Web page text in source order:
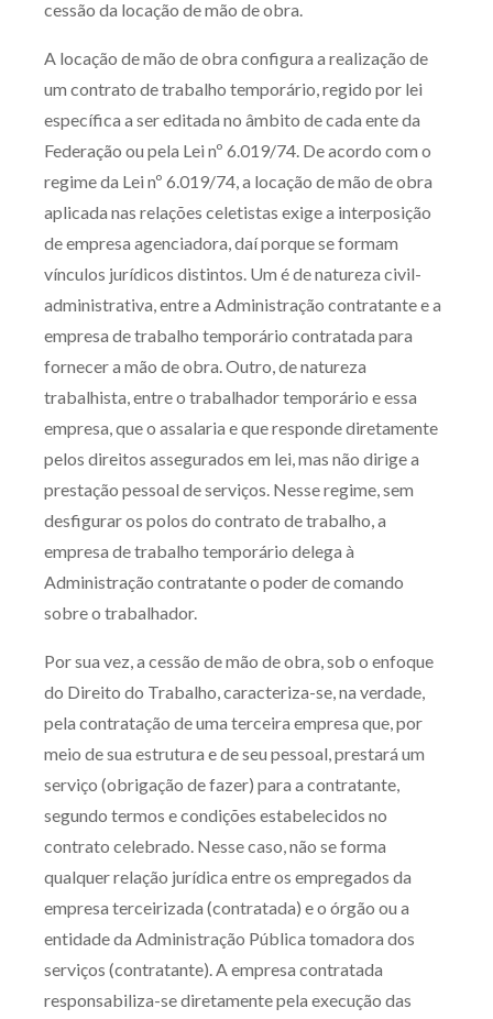
cessão da locação de mão de obra.
A locação de mão de obra configura a realização de
um contrato de trabalho temporário, regido por lei
específica a ser editada no âmbito de cada ente da
Federação ou pela Lei nº 6.019/74. De acordo com o
regime da Lei nº 6.019/74, a locação de mão de obra
aplicada nas relações celetistas exige a interposição
de empresa agenciadora, daí porque se formam
vínculos jurídicos distintos. Um é de natureza civil-
administrativa, entre a Administração contratante e a
empresa de trabalho temporário contratada para
fornecer a mão de obra. Outro, de natureza
trabalhista, entre o trabalhador temporário e essa
empresa, que o assalaria e que responde diretamente
pelos direitos assegurados em lei, mas não dirige a
prestação pessoal de serviços. Nesse regime, sem
desfigurar os polos do contrato de trabalho, a
empresa de trabalho temporário delega à
Administração contratante o poder de comando
sobre o trabalhador.
Por sua vez, a cessão de mão de obra, sob o enfoque
do Direito do Trabalho, caracteriza-se, na verdade,
pela contratação de uma terceira empresa que, por
meio de sua estrutura e de seu pessoal, prestará um
serviço (obrigação de fazer) para a contratante,
segundo termos e condições estabelecidos no
contrato celebrado. Nesse caso, não se forma
qualquer relação jurídica entre os empregados da
empresa terceirizada (contratada) e o órgão ou a
entidade da Administração Pública tomadora dos
serviços (contratante). A empresa contratada
responsabiliza-se diretamente pela execução das